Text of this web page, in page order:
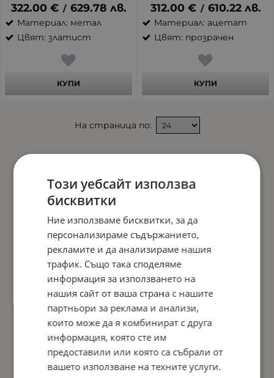
322.00 € / 629.78 лв.
Материал: метал
Цвят: златист
КУПИ
312.00 € / 610.22 лв.
Материал: ацетат
Цвят: прозрачен
КУПИ
На страница по:
Този уебсайт използва
бисквитки
Ние използваме бисквитки, за да
персонализираме съдържанието,
рекламите и да анализираме нашия
трафик. Също така споделяме
информация за използването на
нашия сайт от ваша страна с нашите
партньори за реклама и анализи,
които може да я комбинират с друга
информация, която сте им
предоставили или която са събрали от
вашето използване на техните услуги.